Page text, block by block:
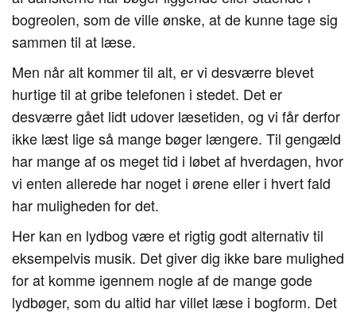
bogreolen, som de ville ønske, at de kunne tage sig
sammen til at læse.
Men når alt kommer til alt, er vi desværre blevet
hurtige til at gribe telefonen i stedet. Det er
desværre gået lidt udover læsetiden, og vi får derfor
ikke læst lige så mange bøger længere. Til gengæld
har mange af os meget tid i løbet af hverdagen, hvor
vi enten allerede har noget i ørene eller i hvert fald
har muligheden for det.
Her kan en lydbog være et rigtig godt alternativ til
eksempelvis musik. Det giver dig ikke bare mulighed
for at komme igennem nogle af de mange gode
lydbøger, som du altid har villet læse i bogform. Det